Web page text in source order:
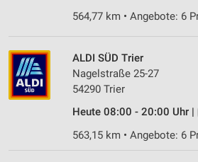
564,77 km • Angebote: 6
ALDI SÜD Trier
Nagelstraße 25-27
54290 Trier
Heute 08:00 - 20:00 Uhr |
563,15 km • Angebote: 6